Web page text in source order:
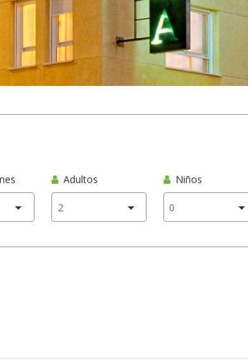
Adultos Niños